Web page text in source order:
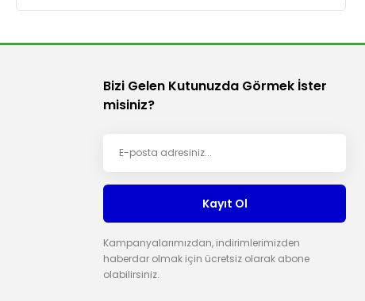
Bizi Gelen Kutunuzda Görmek İster
misiniz?
Kayıt Ol
Kampanyalarımızdan, indirimlerimizden
haberdar olmak için ücretsiz olarak abone
olabilirsiniz.